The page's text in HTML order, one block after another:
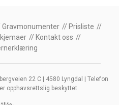
Gravmonumenter
Prisliste
Kontakt oss
22 C | 4580 Lyngdal | Telefon
opphavsrettslig beskyttet.